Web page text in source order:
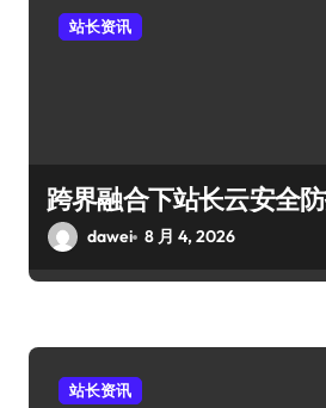
站长资讯
跨界融合下站长云安全
dawei 8 月 4, 2026
站长资讯